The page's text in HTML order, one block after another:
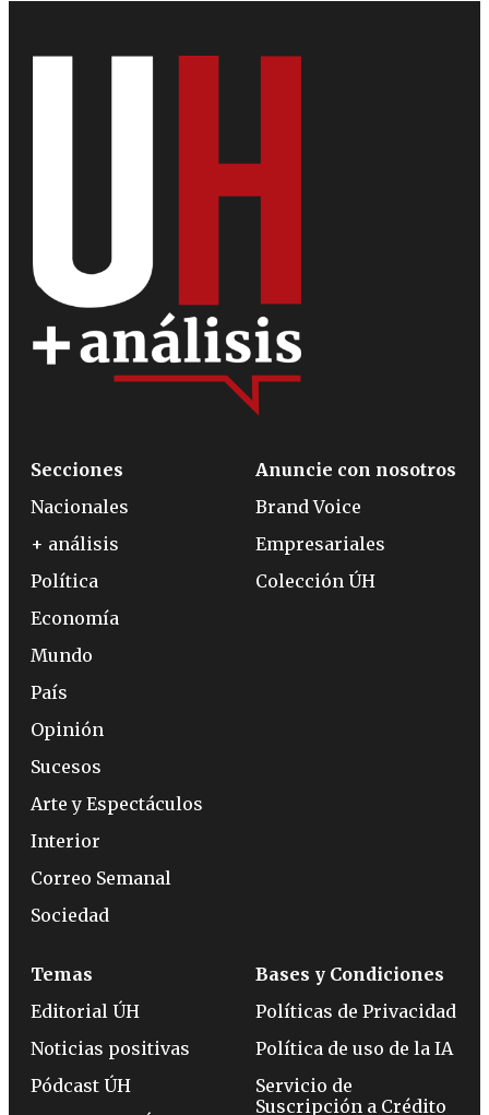
Secciones
Nacionales
+ análisis
Política
Economía
Mundo
País
Opinión
Sucesos
Arte y Espectáculos
Interior
Correo Semanal
Sociedad
Anuncie con nosotros
Brand Voice
Empresariales
Colección ÚH
Temas
Editorial ÚH
Noticias positivas
Pódcast ÚH
Bases y Condiciones
Políticas de Privacidad
Política de uso de la IA
Servicio de
Suscripción a Crédito